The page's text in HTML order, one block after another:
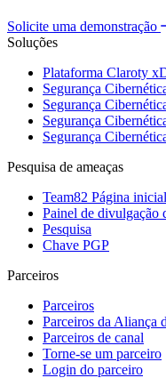
Solicite uma demonstração
Soluções
Plataforma Claroty
Segurança
Segurança
Segurança
Segurança
Pesquisa de ameaças
Team82 Página inicial
Painel de divulgação
Pesquisa
Chave PGP
Parceiros
Parceiros
Parceiros da Aliança
Parceiros de canal
Torne-se um parceiro
Login do parceiro